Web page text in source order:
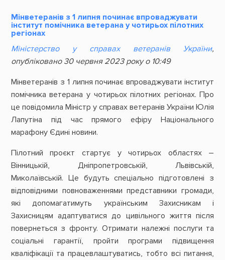
Мінветеранів з 1 липня починає впроваджувати
інститут помічника ветерана у чотирьох пілотних
регіонах
Міністерство у справах ветеранів України,
опубліковано 30 червня 2023 року о 10:49
Мінветеранів з 1 липня починає впроваджувати інститут
помічника ветерана у чотирьох пілотних регіонах. Про
це повідомила Міністр у справах ветеранів України Юлія
Лапутіна під час прямого ефіру Національного
марафону Єдині новини.
Пілотний проєкт стартує у чотирьох областях –
Вінницькій, Дніпропетровській, Львівській,
Миколаївській. Це будуть спеціально підготовлені з
відповідними повноваженнями представники громади,
які допомагатимуть українським Захисникам і
Захисницям адаптуватися до цивільного життя після
повернеться з фронту. Отримати належні послуги та
соціальні гарантії, пройти програми підвищення
кваліфікації та працевлаштуватись, тобто всі питання,